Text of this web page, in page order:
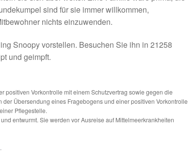
sind für sie immer willkommen,
nichts einzuwenden.
Snoopy vorstellen. Besuchen Sie ihn in 21258
und geimpft.
Vorkontrolle mit einem Schutzvertrag sowie gegen die
Übersendung eines Fragebogens und einer positiven Vorkontrolle
Pflegestelle.
entwurmt. Sie werden vor Ausreise auf Mittelmeerkrankheiten
.